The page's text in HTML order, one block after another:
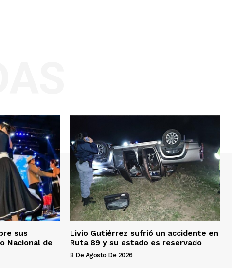
sus
Nacional de
Livio Gutiérrez sufrió un accidente en
Ruta 89 y su estado es reservado
8 De Agosto De 2026